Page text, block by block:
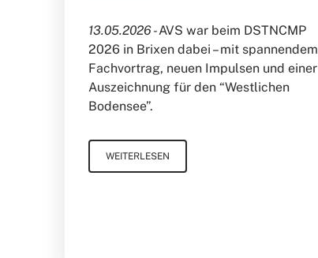
13.05.2026 -AVS war beim DSTNCMP
2026 in Brixen dabei – mit spannendem
Fachvortrag, neuen Impulsen und einer
Auszeichnung für den “Westlichen
Bodensee”.
WEITERLESEN